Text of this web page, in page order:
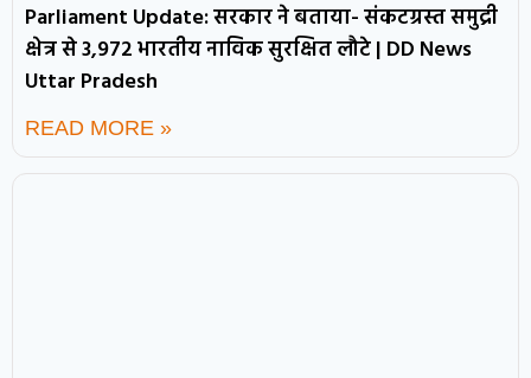
Parliament Update: सरकार ने बताया- संकटग्रस्त समुद्री
क्षेत्र से 3,972 भारतीय नाविक सुरक्षित लौटे | DD News
Uttar Pradesh
READ MORE »